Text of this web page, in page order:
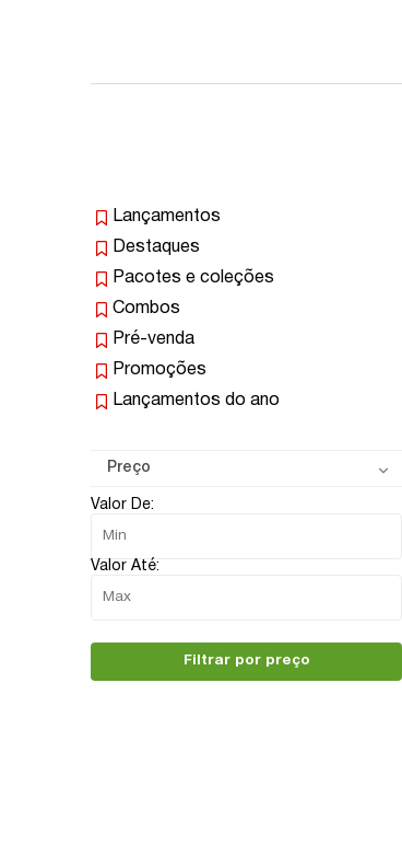
Lançamentos
Destaques
Pacotes e coleções
Combos
Pré-venda
Promoções
Lançamentos do ano
Preço
Valor De:
Valor Até:
Filtrar por preço